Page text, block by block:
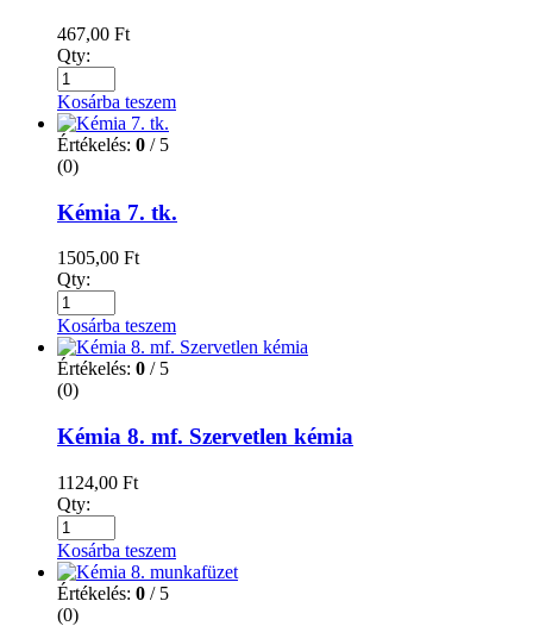
467,00 Ft
Qty:
Kosárba teszem
Értékelés: 0 / 5
(0)
Kémia 7. tk.
1505,00 Ft
Qty:
Kosárba teszem
Értékelés: 0 / 5
(0)
Kémia 8. mf. Szervetlen kémia
1124,00 Ft
Qty:
Kosárba teszem
Értékelés: 0 / 5
(0)